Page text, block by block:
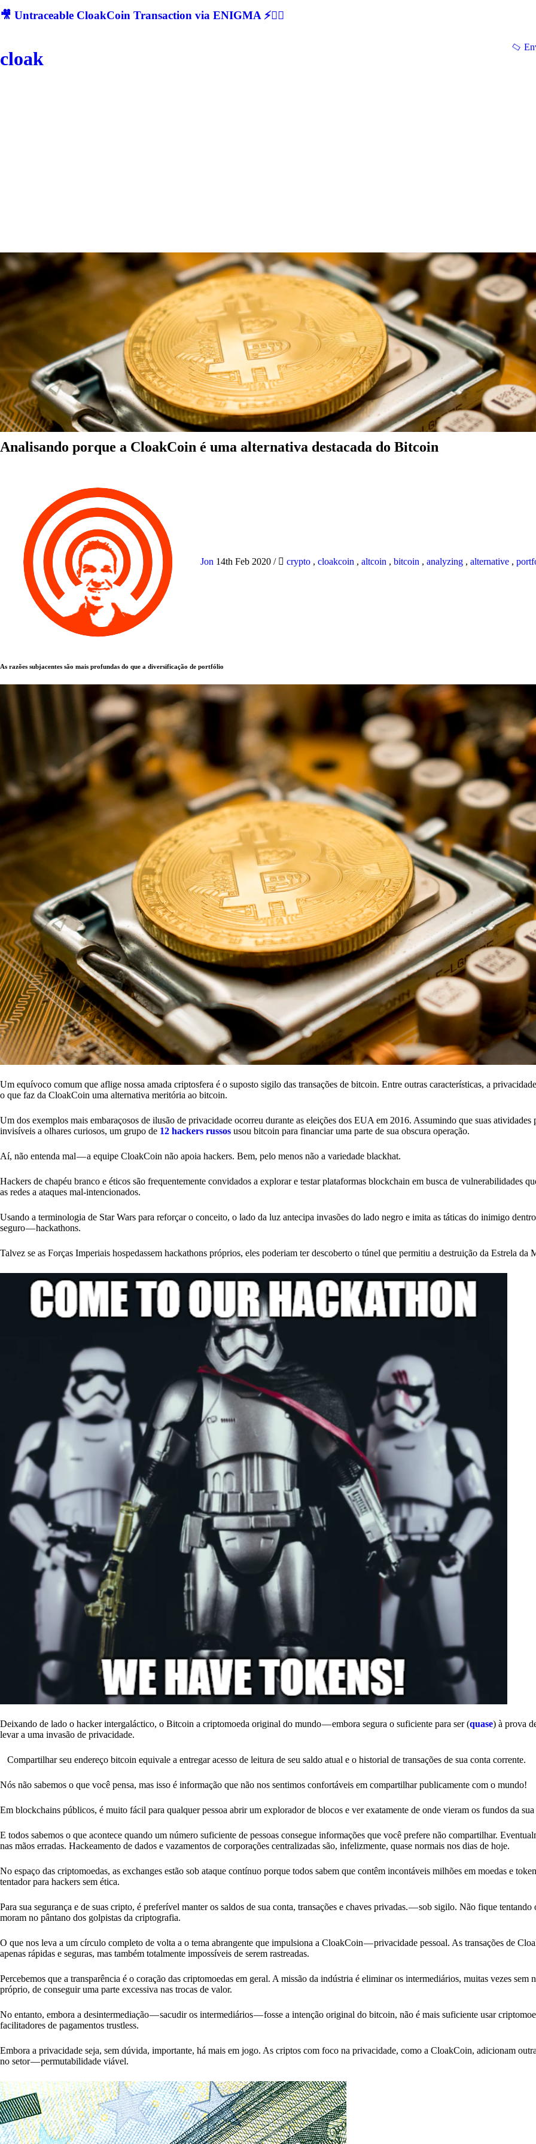
🎥 Untraceable CloakCoin Transaction via ENIGMA ⚡🕵‍♂
cloak
Analisando porque a CloakCoin é uma alternativa destacada do Bitcoin
Jon 14th Feb 2020 / crypto , cloakcoin , altcoin , bitcoin , analyzing , alternative ,
As razões subjacentes são mais profundas do que a diversificação de portfólio
Um equívoco comum que aflige nossa amada criptosfera é o suposto sigilo das transações de bitcoin. Entre outras características, a
o que faz da CloakCoin uma alternativa meritória ao bitcoin.
Um dos exemplos mais embaraçosos de ilusão de privacidade ocorreu durante as eleições dos EUA em 2016. Assumindo que suas atividades
invisíveis a olhares curiosos, um grupo de 12 hackers russos usou bitcoin para financiar uma parte de sua obscura operação.
Aí, não entenda mal — a equipe CloakCoin não apoia hackers. Bem, pelo menos não a variedade blackhat.
Hackers de chapéu branco e éticos são frequentemente convidados a explorar e testar plataformas blockchain em busca de vulnerabilidades
as redes a ataques mal-intencionados.
Usando a terminologia de Star Wars para reforçar o conceito, o lado da luz antecipa invasões do lado negro e imita as táticas do inimigo
seguro — hackathons.
Talvez se as Forças Imperiais hospedassem hackathons próprios, eles poderiam ter descoberto o túnel que permitiu a destruição da Estrela da
Deixando de lado o hacker intergaláctico, o Bitcoin a criptomoeda original do mundo — embora segura o suficiente para ser (quase) à prova
levar a uma invasão de privacidade.
Compartilhar seu endereço bitcoin equivale a entregar acesso de leitura de seu saldo atual e o historial de transações de sua conta corrente.
Nós não sabemos o que você pensa, mas isso é informação que não nos sentimos confortáveis em compartilhar publicamente com o mundo!
Em blockchains públicos, é muito fácil para qualquer pessoa abrir um explorador de blocos e ver exatamente de onde vieram os fundos da
E todos sabemos o que acontece quando um número suficiente de pessoas consegue informações que você prefere não compartilhar.
nas mãos erradas. Hackeamento de dados e vazamentos de corporações centralizadas são, infelizmente, quase normais nos dias de hoje.
No espaço das criptomoedas, as exchanges estão sob ataque contínuo porque todos sabem que contêm incontáveis milhões em moedas e
tentador para hackers sem ética.
Para sua segurança e de suas cripto, é preferível manter os saldos de sua conta, transações e chaves privadas. — sob sigilo. Não fique tentando
moram no pântano dos golpistas da criptografia.
O que nos leva a um círculo completo de volta a o tema abrangente que impulsiona a CloakCoin — privacidade pessoal. As transações de
apenas rápidas e seguras, mas também totalmente impossíveis de serem rastreadas.
Percebemos que a transparência é o coração das criptomoedas em geral. A missão da indústria é eliminar os intermediários, muitas vezes sem
próprio, de conseguir uma parte excessiva nas trocas de valor.
No entanto, embora a desintermediação — sacudir os intermediários — fosse a intenção original do bitcoin, não é mais suficiente usar
facilitadores de pagamentos trustless.
Embora a privacidade seja, sem dúvida, importante, há mais em jogo. As criptos com foco na privacidade, como a CloakCoin, adicionam
no setor — permutabilidade viável.